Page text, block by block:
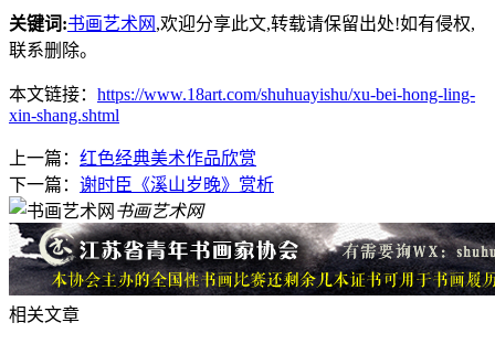
关键词:书画艺术网 ,欢迎分享此文,转载请保留出处!如有侵权,
联系删除。
本文链接： https://www.18art.com/shuhuayishu/xu-bei-hong-ling-
xin-shang.shtml
上一篇： 红色经典美术作品欣赏
下一篇： 谢时臣《溪山岁晚》赏析
书画艺术网
相关文章